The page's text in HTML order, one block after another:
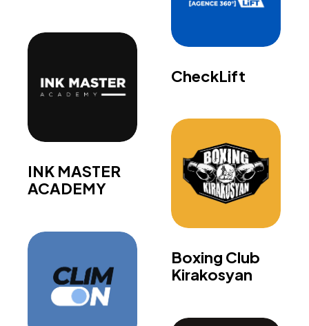
CheckLift
INK MASTER
ACADEMY
Boxing Club
Kirakosyan